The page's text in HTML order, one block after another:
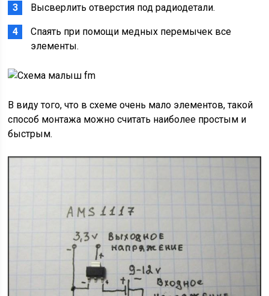
Высверлить отверстия под радиодетали.
Спаять при помощи медных перемычек все
элементы.
В виду того, что в схеме очень мало элементов, такой
способ монтажа можно считать наиболее простым и
быстрым.